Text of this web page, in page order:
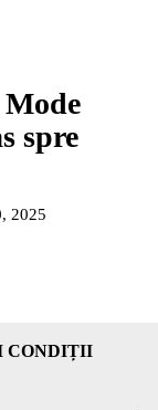
spre
2025
CONDIȚII